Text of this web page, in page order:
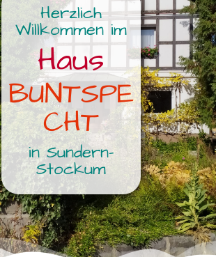
Herzlich
Willkommen im
Haus
BUNTSPE
CHT
in Sundern-
Stockum